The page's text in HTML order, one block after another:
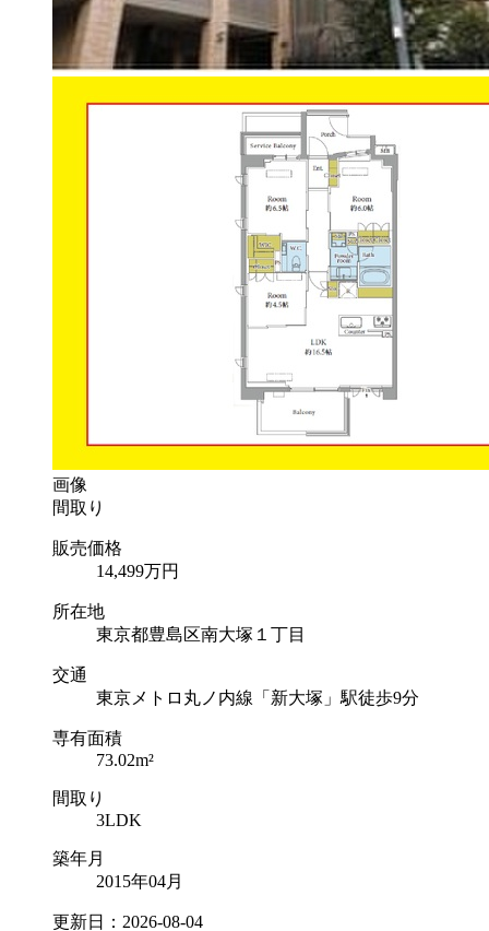
画像
間取り
販売価格
14,499万円
所在地
東京都豊島区南大塚１丁目
交通
東京メトロ丸ノ内線「新大塚」駅徒歩9分
専有面積
73.02m²
間取り
3LDK
築年月
2015年04月
更新日：2026-08-04